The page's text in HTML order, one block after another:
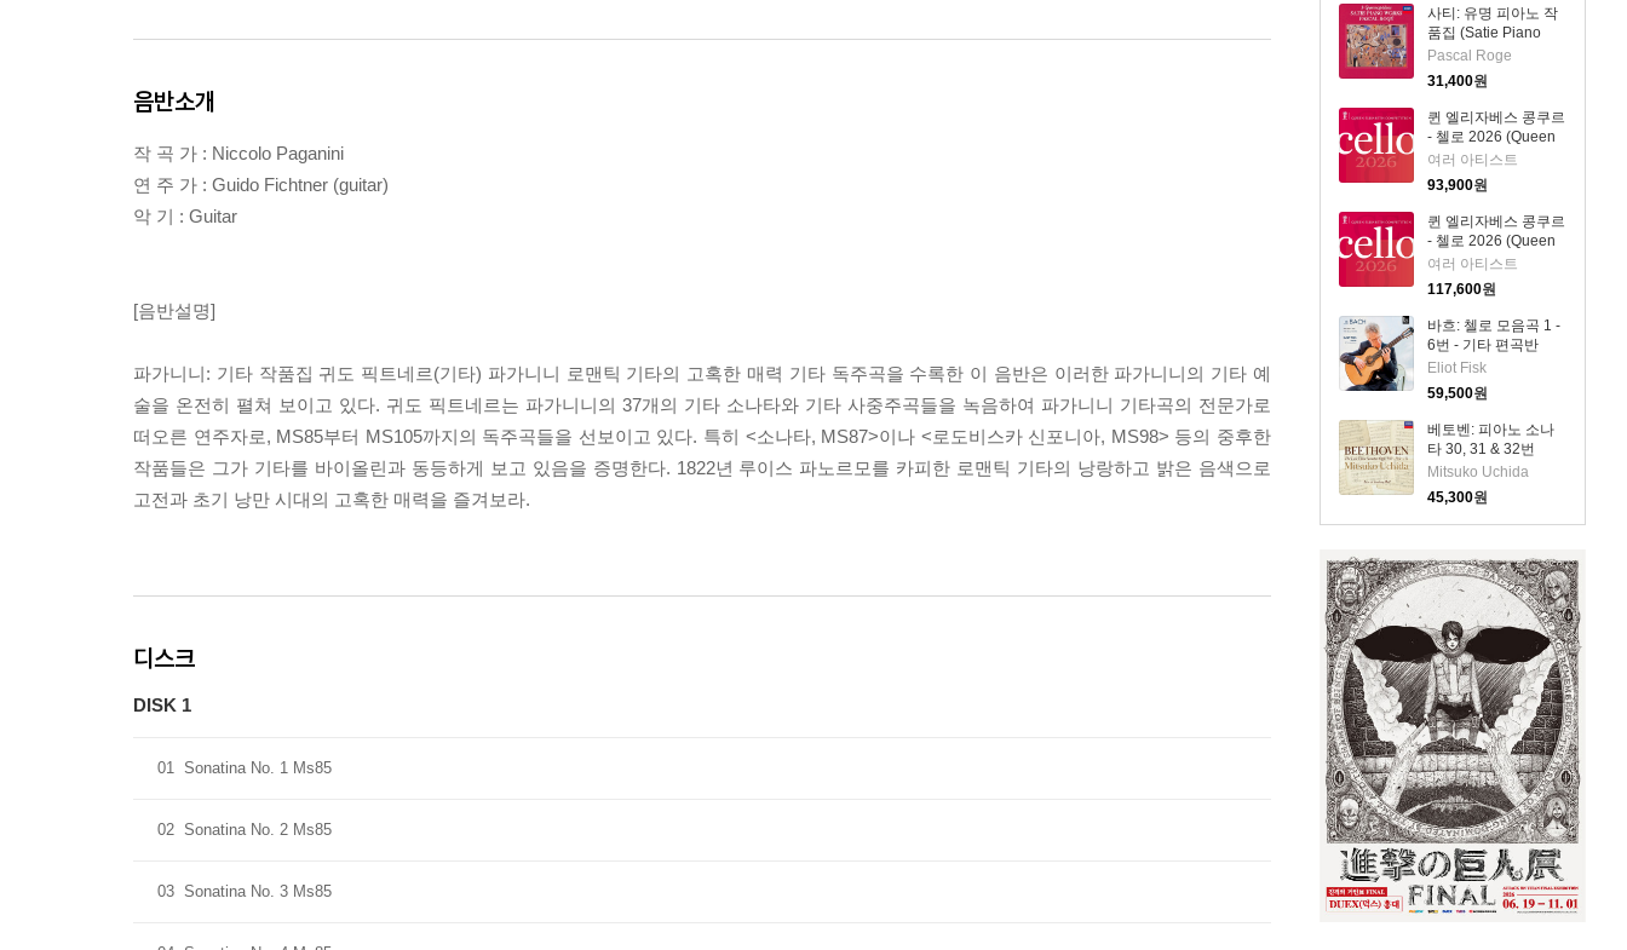
사티: 유명 피아노 작
품집 (Satie Piano
Works - 3
Gymnopedies)
(SHM-CD)(일본반) -
Pascal Roge
Pascal Roge
31,400원
퀸 엘리자베스 콩쿠르
- 첼로 2026 (Queen
Elisabeth
Competition: Cello
2026) (4CD) - 여러
아티스트
여러 아티스트
93,900원
퀸 엘리자베스 콩쿠르
- 첼로 2026 (Queen
Elisabeth
Competition: Cello
2026) (4CD) - 여러
아티스트
여러 아티스트
117,600원
바흐: 첼로 모음곡 1 -
6번 - 기타 편곡반
(Bach: Cello Suite
Nos.1 - 6) (2CD) -
Eliot Fisk
Eliot Fisk
59,500원
베토벤: 피아노 소나
타 30, 31 & 32번
(Beethoven: Piano
Sonatas Nos.30, 31
& 32)(CD) - Mitsuko
Uchida
Mitsuko Uchida
45,300원
음반소개
작 곡 가 : Niccolo Paganini
연 주 가 : Guido Fichtner (guitar)
악 기 : Guitar
[음반설명]
파가니니: 기타 작품집 귀도 픽트네르(기타) 파가니니 로맨틱 기타의 고혹한 매력 기타 독주곡을 수록한 이 음반은 이러한 파가니니의 기타 예
술을 온전히 펼쳐 보이고 있다. 귀도 픽트네르는 파가니니의 37개의 기타 소나타와 기타 사중주곡들을 녹음하여 파가니니 기타곡의 전문가로
떠오른 연주자로, MS85부터 MS105까지의 독주곡들을 선보이고 있다. 특히 <소나타, MS87>이나 <로도비스카 신포니아, MS98> 등의 중후한
작품들은 그가 기타를 바이올린과 동등하게 보고 있음을 증명한다. 1822년 루이스 파노르모를 카피한 로맨틱 기타의 낭랑하고 밝은 음색으로
고전과 초기 낭만 시대의 고혹한 매력을 즐겨보라.
디스크
DISK 1
01 Sonatina No. 1 Ms85
02 Sonatina No. 2 Ms85
03 Sonatina No. 3 Ms85